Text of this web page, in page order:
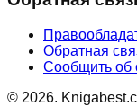
Обратная
Сообщить об
© 2026.